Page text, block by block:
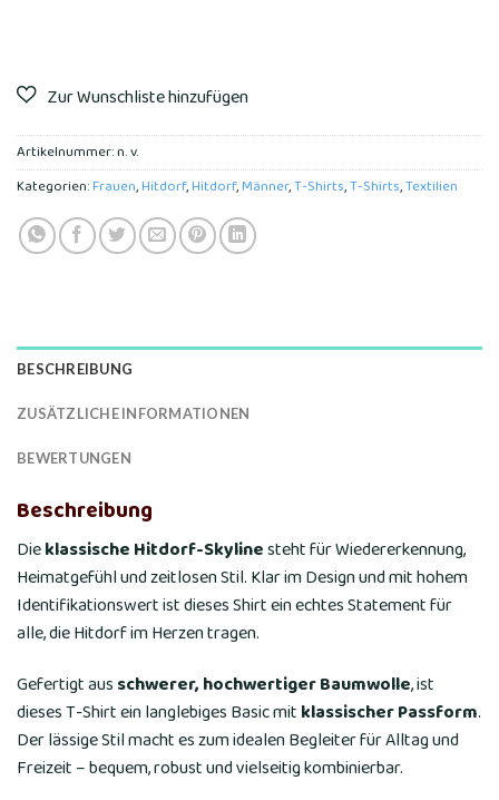
Artikelnummer:n. v.
Kategorien:Frauen,Hitdorf,Hitdorf,Männer,T-Shirts,T-Shirts,Textilien
BESCHREIBUNG
ZUSÄTZLICHE INFORMATIONEN
BEWERTUNGEN
Beschreibung
Dieklassische Hitdorf-Skylinesteht für Wiedererkennung,
Heimatgefühl und zeitlosen Stil. Klar im Design und mit hohem
Identifikationswert ist dieses Shirt ein echtes Statement für
alle, die Hitdorf im Herzen tragen.
Gefertigt aus schwerer, hochwertiger Baumwolle, ist
dieses T-Shirt ein langlebiges Basic mit klassischer Passform.
Der lässige Stil macht es zum idealen Begleiter für Alltag und
Freizeit – bequem, robust und vielseitig kombinierbar.